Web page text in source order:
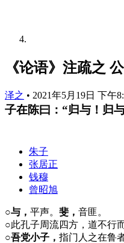
《论语》注疏之
泽之 • 2021年5月19日 下午
子在陈曰：“归与！归
朱子
张居正
钱穆
曾昭旭
○与， 平声。 斐， 音匪。
○此孔子周流四方，道不行
○吾党小子， 指门人之在鲁者